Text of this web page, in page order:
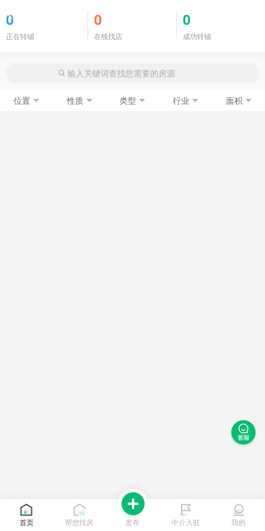
0
正在转铺
0
在线找店
0
成功转铺
位置 性质 类型 行业 面积
首页 帮您找房 发布 中介入驻 我的